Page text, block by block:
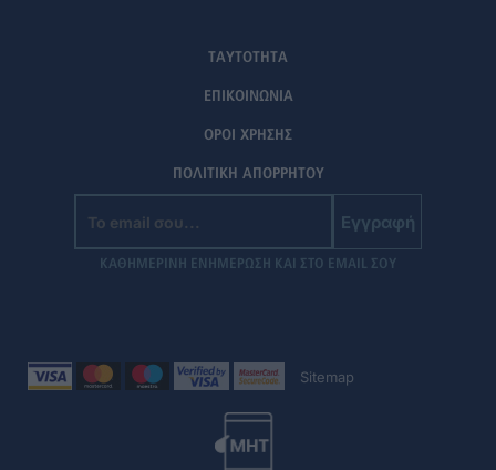
ΤΑΥΤΟΤΗΤΑ
ΕΠΙΚΟΙΝΩΝΙΑ
ΟΡΟΙ ΧΡΗΣΗΣ
ΠΟΛΙΤΙΚΗ ΑΠΟΡΡΗΤΟΥ
Εγγραφή
ΚΑΘΗΜΕΡΙΝΗ ΕΝΗΜΕΡΩΣΗ ΚΑΙ ΣΤΟ EMAIL ΣΟΥ
Sitemap